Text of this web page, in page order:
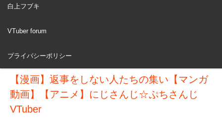
白上フブキ
VTuber forum
プライバシーポリシー
【漫画】返事をしない人たちの集い【マンガ
動画】【アニメ】にじさんじ☆ぷちさんじ
VTuber